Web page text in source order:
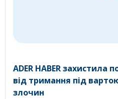
ADER HABER захистила
від тримання під
злочин